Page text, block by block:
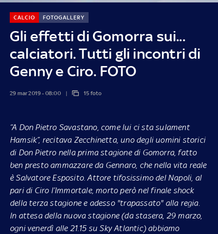
Gli effetti di Gomorra sui...
calciatori. Tutti gli incontri di
Genny e Ciro. FOTO
CALCIO FOTOGALLERY
29 mar 2019 - 08:00 15 foto
“A Don Pietro Savastano, come lui ci sta sulament
Hamsik”, recitava Zecchinetta, uno degli uomini storici
di Don Pietro nella prima stagione di Gomorra, fatto
ben presto ammazzare da Gennaro, che nella vita reale
èSalvatore Esposito.Attore tifosissimo del Napoli, al
pari di Ciro l’Immortale, morto però nel finale shock
della terza stagione e adesso "trapassato" alla regia.
In attesa della nuova stagione (da stasera, 29 marzo,
ogni venerdì alle 21.15 su Sky Atlantic) abbiamo